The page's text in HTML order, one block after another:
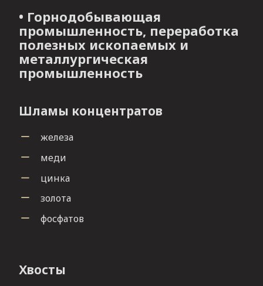
• Горнодобывающая
промышленность, переработка
полезных ископаемых и
металлургическая
промышленность
Шламы концентратов
железа
меди
цинка
золота
фосфатов
Хвосты